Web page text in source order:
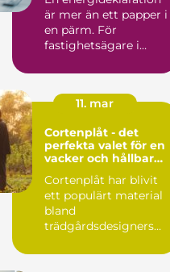
är mer än ett papper i
en pärm. För
fastighetsägare i
som e...
11. mar
Cortenplåt - det
perfekta valet för en
vacker och hållbar
Cortenplåt har blivit
ett populärt material
bland
trädgårdsdesigners